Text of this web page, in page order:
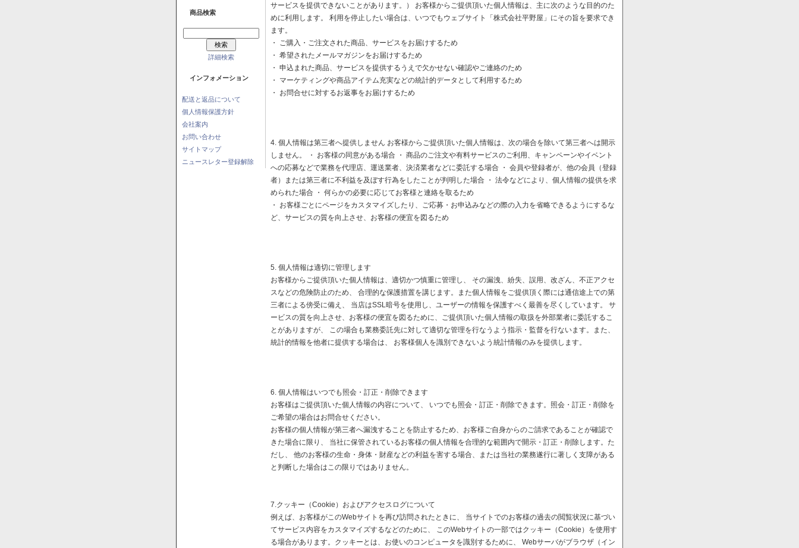
商品検索
詳細検索
インフォメーション
配送と返品について
個人情報保護方針
会社案内
お問い合わせ
サイトマップ
ニュースレター登録解除
サービスを提供できないことがあります。） お客様からご提供頂いた個人情報は、主に次のような目的のた
めに利用します。 利用を停止したい場合は、いつでもウェブサイト「株式会社平野屋」にその旨を要求でき
ます。
・ ご購入・ご注文された商品、サービスをお届けするため
・ 希望されたメールマガジンをお届けするため
・ 申込まれた商品、サービスを提供するうえで欠かせない確認やご連絡のため
・ マーケティングや商品アイテム充実などの統計的データとして利用するため
・ お問合せに対するお返事をお届けするため
4. 個人情報は第三者へ提供しません お客様からご提供頂いた個人情報は、次の場合を除いて第三者へは開示
しません。 ・ お客様の同意がある場合 ・ 商品のご注文や有料サービスのご利用、キャンペーンやイベント
への応募などで業務を代理店、運送業者、決済業者などに委託する場合 ・ 会員や登録者が、他の会員（登録
者）または第三者に不利益を及ぼす行為をしたことが判明した場合 ・ 法令などにより、個人情報の提供を求
められた場合 ・ 何らかの必要に応じてお客様と連絡を取るため
・ お客様ごとにページをカスタマイズしたり、ご応募・お申込みなどの際の入力を省略できるようにするな
ど、サービスの質を向上させ、お客様の便宜を図るため
5. 個人情報は適切に管理します
お客様からご提供頂いた個人情報は、適切かつ慎重に管理し、 その漏洩、紛失、誤用、改ざん、不正アクセ
スなどの危険防止のため、 合理的な保護措置を講じます。また個人情報をご提供頂く際には通信途上での第
三者による傍受に備え、 当店はSSL暗号を使用し、ユーザーの情報を保護すべく最善を尽くしています。 サ
ービスの質を向上させ、お客様の便宜を図るために、ご提供頂いた個人情報の取扱を外部業者に委託するこ
とがありますが、 この場合も業務委託先に対して適切な管理を行なうよう指示・監督を行ないます。また、
統計的情報を他者に提供する場合は、 お客様個人を識別できないよう統計情報のみを提供します。
6. 個人情報はいつでも照会・訂正・削除できます
お客様はご提供頂いた個人情報の内容について、 いつでも照会・訂正・削除できます。照会・訂正・削除を
ご希望の場合はお問合せください。
お客様の個人情報が第三者へ漏洩することを防止するため、お客様ご自身からのご請求であることが確認で
きた場合に限り、 当社に保管されているお客様の個人情報を合理的な範囲内で開示・訂正・削除します。た
だし、 他のお客様の生命・身体・財産などの利益を害する場合、または当社の業務遂行に著しく支障がある
と判断した場合はこの限りではありません。
7.クッキー（Cookie）およびアクセスログについて
例えば、お客様がこのWebサイトを再び訪問されたときに、 当サイトでのお客様の過去の閲覧状況に基づい
てサービス内容をカスタマイズするなどのために、 このWebサイトの一部ではクッキー（Cookie）を使用す
る場合があります。クッキーとは、お使いのコンピュータを識別するために、 Webサーバがブラウザ（イン